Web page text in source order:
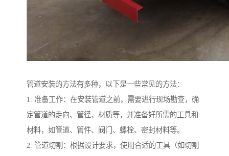
管道安装的方法有多种，以下是一些常见的方法：
1. 准备工作：在安装管道之前，需要进行现场勘查，确
定管道的走向、管径、材质等，并准备好所需的工具和
材料，如管道、管件、阀门、螺栓、密封材料等。
2. 管道切割：根据设计要求，使用合适的工具（如切割